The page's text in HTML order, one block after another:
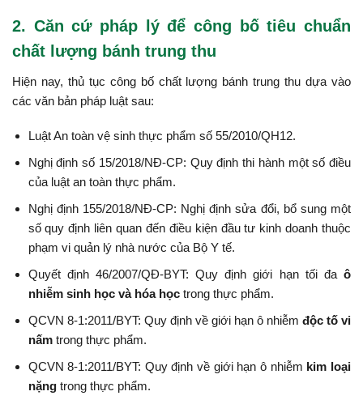
2. Căn cứ pháp lý để công bố tiêu chuẩn
chất lượng bánh trung thu
Hiện nay, thủ tục công bố chất lượng bánh trung thu dựa vào
các văn bản pháp luật sau:
Luật An toàn vệ sinh thực phẩm số 55/2010/QH12.
Nghị định số 15/2018/NĐ-CP: Quy định thi hành một số điều
của luật an toàn thực phẩm.
Nghị định 155/2018/NĐ-CP: Nghị định sửa đổi, bổ sung một
số quy định liên quan đến điều kiện đầu tư kinh doanh thuộc
phạm vi quản lý nhà nước của Bộ Y tế.
Quyết định 46/2007/QĐ-BYT: Quy định giới hạn tối đa ô
nhiễm sinh học và hóa họctrong thực phẩm.
QCVN 8-1:2011/BYT: Quy định về giới hạn ô nhiễm độc tố vi
nấmtrong thực phẩm.
QCVN 8-1:2011/BYT: Quy định về giới hạn ô nhiễm kim loại
nặngtrong thực phẩm.